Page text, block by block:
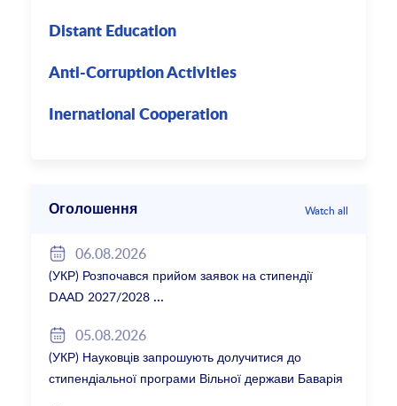
Distant Education
Anti-Corruption Activities
Inernational Cooperation
Оголошення Watch all
06.08.2026
(УКР) Розпочався прийом заявок на стипендії
DAAD 2027/2028
05.08.2026
(УКР) Науковців запрошують долучитися до
стипендіальної програми Вільної держави Баварія